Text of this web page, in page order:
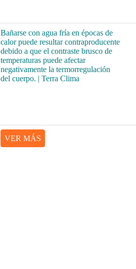
Bañarse con agua fría en épocas de
calor puede resultar contraproducente
debido a que el contraste brusco de
temperaturas puede afectar
negativamente la termorregulación
del cuerpo. | Terra Clima
VER MÁS